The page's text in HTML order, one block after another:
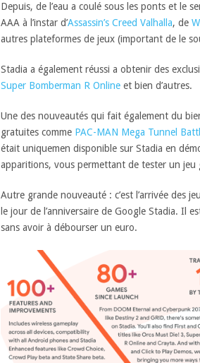
Depuis, de l’eau a coulé sous les ponts et le
AAA à l’instar d’Assassin’s Creed Valhalla, de
autres plateformes de jeux (important de le
Stadia a également réussi a obtenir des
Super Bomberman R Onlineet bien d’autres.
Une des nouveautés qui fait également du
gratuites comme PAC-MAN Mega Tunnel
était uniquemen disponible sur Stadia en
apparitions, vous permettant de tester un
Autre grande nouveauté : c’est l’arrivée des
le jour de l’anniversaire de Google Stadia. Il
sans avoir à débourser un euro.